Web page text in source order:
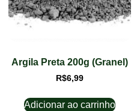
Argila Preta 200g (Granel)
R$6,99
Adicionar ao carrinho